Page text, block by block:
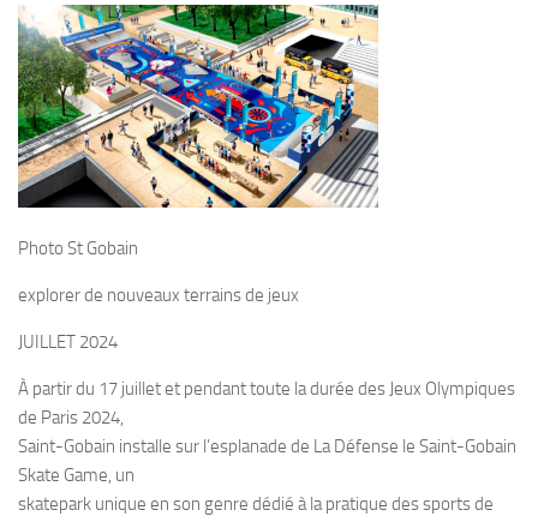
Photo St Gobain
explorer de nouveaux terrains de jeux
JUILLET 2024
À partir du 17 juillet et pendant toute la durée des Jeux Olympiques
de Paris 2024,
Saint-Gobain installe sur l’esplanade de La Défense le Saint-Gobain
Skate Game, un
skatepark unique en son genre dédié à la pratique des sports de